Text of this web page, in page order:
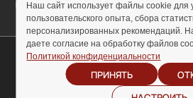
© ООО «Инолта» 2010-2026 г.
Политика
Наш сайт использует файлы cookie для
пользовательского опыта, сбора
персонализированных рекомендаций.
даете согласие на обработку файлов
Политикой конфиденциальности
ПРИНЯТЬ